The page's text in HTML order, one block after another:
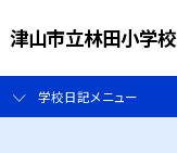
津山市立林田小学校
学校日記メニュー